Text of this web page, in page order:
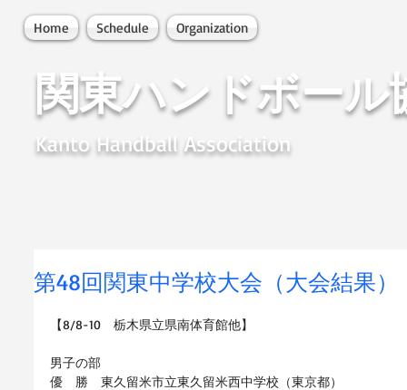
Home Schedule Organization
関東ハンドボール
Kanto Handball Association
第48回関東中学校大会（大会結果）
【8/8-10　栃木県立県南体育館他】
男子の部
優　勝　東久留米市立東久留米西中学校（東京都）